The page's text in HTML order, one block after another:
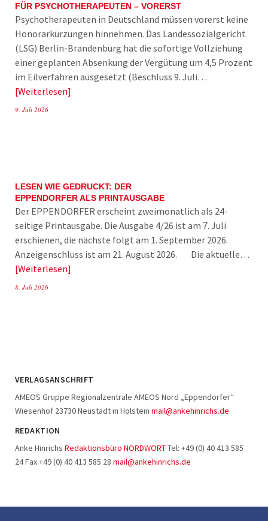
FÜR PSYCHOTHERAPEUTEN – VORERST
Psychotherapeuten in Deutschland müssen vorerst keine
Honorarkürzungen hinnehmen. Das Landessozialgericht
(LSG) Berlin-Brandenburg hat die sofortige Vollziehung
einer geplanten Absenkung der Vergütung um 4,5 Prozent
im Eilverfahren ausgesetzt (Beschluss 9. Juli…
Weiterlesen
9. Juli 2026
LESEN WIE GEDRUCKT: DER
EPPENDORFER ALS PRINTAUSGABE
Der EPPENDORFER erscheint zweimonatlich als 24-
seitige Printausgabe. Die Ausgabe 4/26 ist am 7. Juli
erschienen, die nächste folgt am 1. September 2026.
Anzeigenschluss ist am 21. August 2026. Die aktuelle…
Weiterlesen
8. Juli 2026
VERLAGSANSCHRIFT
AMEOS Gruppe Regionalzentrale AMEOS Nord „Eppendorfer“
Wiesenhof 23730 Neustadt in Holstein mail@ankehinrichs.de
REDAKTION
Anke Hinrichs Redaktionsbüro NORDWORTTel: +49 (0) 40 413 585
24 Fax +49 (0) 40 413 585 28 mail@ankehinrichs.de